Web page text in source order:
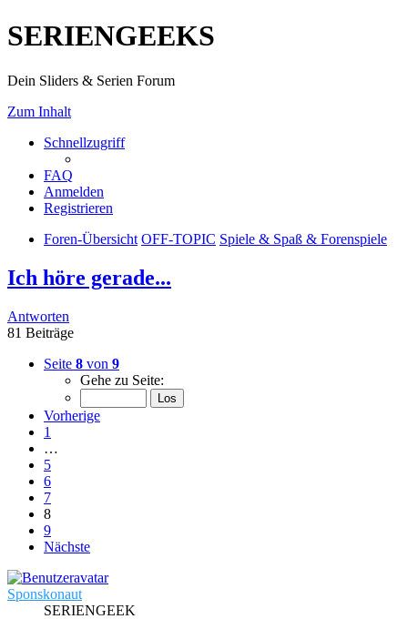
SERIENGEEKS
Dein Sliders & Serien Forum
Zum Inhalt
Schnellzugriff
FAQ
Anmelden
Registrieren
Foren-Übersicht OFF-TOPIC Spiele & Spaß & Forenspiele
Ich höre gerade...
Antworten
81 Beiträge
Seite 8 von 9
Gehe zu Seite:
Vorherige
1
…
5
6
7
8
9
Nächste
Sponskonaut
SERIENGEEK